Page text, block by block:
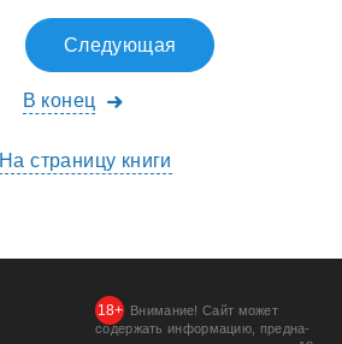
Следующая
В конец
На страницу книги
Внимание! Сайт может
содержать информацию, предна­